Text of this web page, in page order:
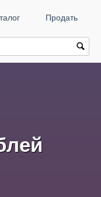
Продать